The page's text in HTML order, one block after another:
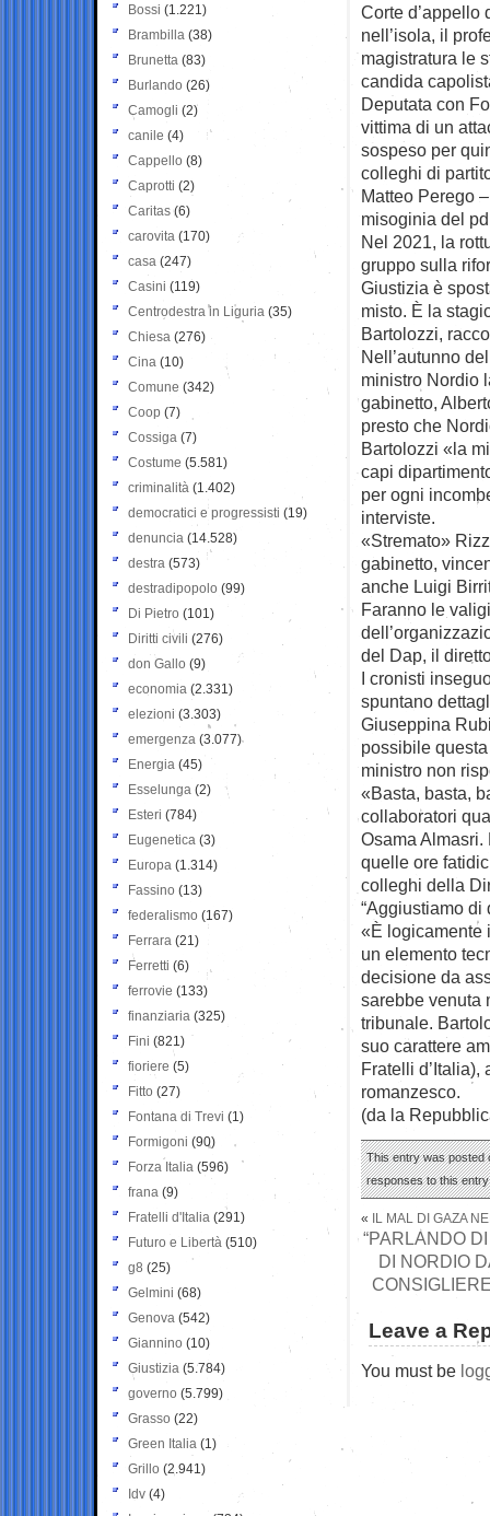
Corte d’appello
nell’isola, il
magistratura le
candida
Deputata con
vittima di un
sospeso per
colleghi di
Matteo Perego
misoginia del
Nel 2021, la
gruppo sulla
Giustizia è
misto. È la
Bartolozzi,
Nell’autunno
ministro Nordio
gabinetto,
presto che
Bartolozzi «la
capi
per ogni
interviste.
«Stremato»
gabinetto,
anche Luigi
Faranno le
del Dap, il
I cronisti
spuntano
Giuseppina
possibile
ministro non
«Basta, basta,
collaboratori
Osama
quelle ore
colleghi della
“Aggiustiamo di
«È logicamente
un elemento
decisione da
sarebbe venuta
tribunale.
suo carattere
Fratelli
romanzesco.
(da la
This entry was posted
responses to this
« IL MAL DI GAZA
“PARLANDO
DI NORDIO
Leave a
You must be
Bossi (1.221)
Brambilla (38)
Brunetta (83)
Burlando (26)
Camogli (2)
canile (4)
Cappello (8)
Caprotti (2)
Caritas (6)
carovita (170)
casa (247)
Casini (119)
Centrodestra in Liguria (35)
Chiesa (276)
Cina (10)
Comune (342)
Coop (7)
Cossiga (7)
Costume (5.581)
criminalità (1.402)
democratici e progressisti (19)
denuncia (14.528)
destra (573)
destradipopolo (99)
Di Pietro (101)
Diritti civili (276)
don Gallo (9)
economia (2.331)
elezioni (3.303)
emergenza (3.077)
Energia (45)
Esselunga (2)
Esteri (784)
Eugenetica (3)
Europa (1.314)
Fassino (13)
federalismo (167)
Ferrara (21)
Ferretti (6)
ferrovie (133)
finanziaria (325)
Fini (821)
fioriere (5)
Fitto (27)
Fontana di Trevi (1)
Formigoni (90)
Forza Italia (596)
frana (9)
Fratelli d'Italia (291)
Futuro e Libertà (510)
g8 (25)
Gelmini (68)
Genova (542)
Giannino (10)
Giustizia (5.784)
governo (5.799)
Grasso (22)
Green Italia (1)
Grillo (2.941)
Idv (4)